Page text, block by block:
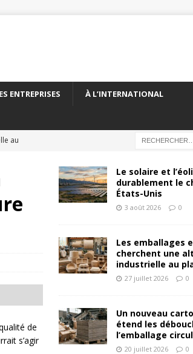
ENTREPRISES À L’INTERNATIONAL
au
Unis
de
s’agir
Le solaire et
durablement le
États-Unis
3 août 2026 0
Les emballages
cherchent une
industrielle au
27 juillet 2026 0
Un nouveau
étend les
l’emballage
20 juillet 2026 0